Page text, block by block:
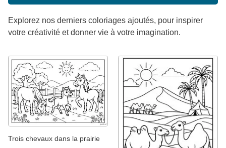
Explorez nos derniers coloriages ajoutés, pour inspirer
votre créativité et donner vie à votre imagination.
Trois chevaux dans la prairie